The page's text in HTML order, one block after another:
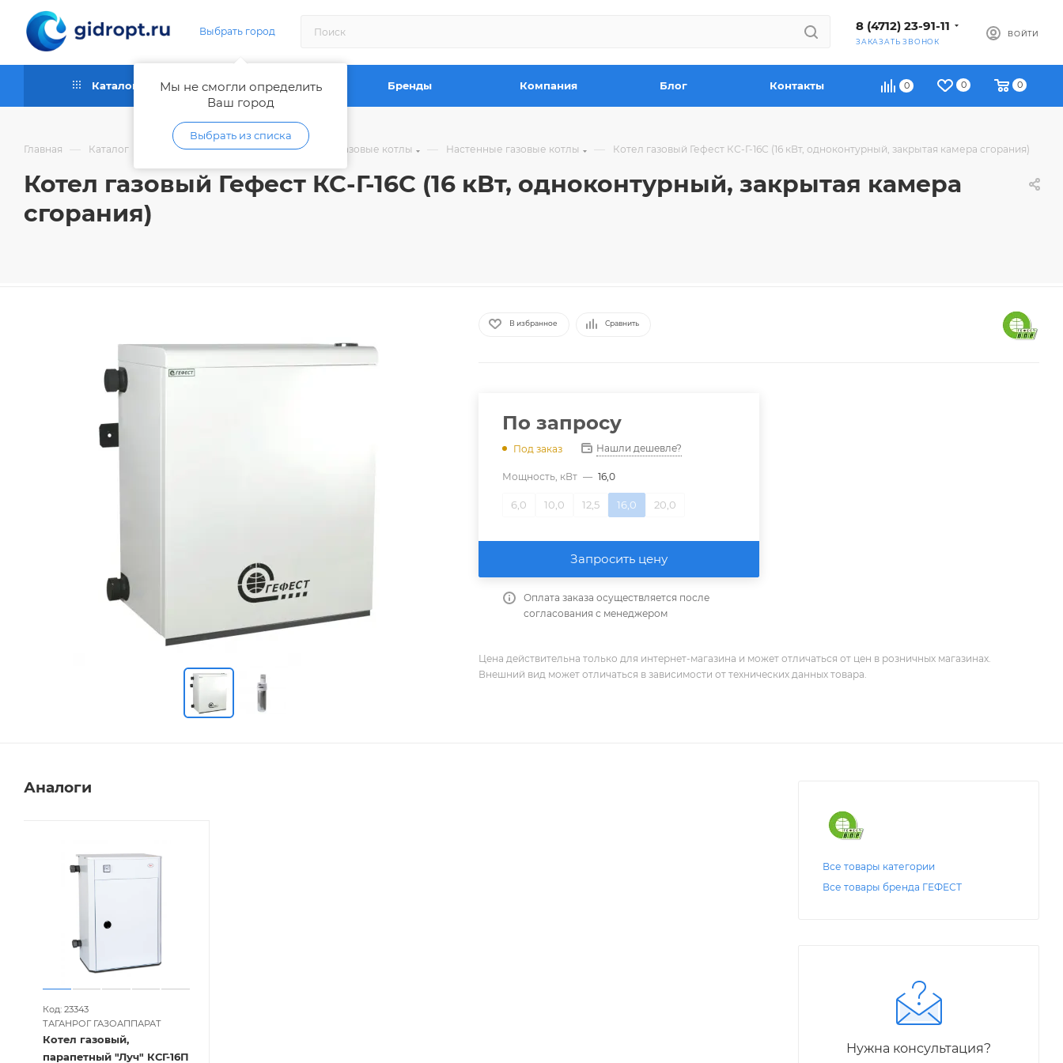
Выбрать город
Мы не смогли определить
Ваш город
Выбрать из списка
8 (4712) 23-91-11
ЗАКАЗАТЬ ЗВОНОК
ВОЙТИ
0 0 0
Каталог Как купить Бренды Компания Блог Контакты
Главная — Каталог Отопительное оборудование Газовые котлы — Настенные газовые котлы — Котел газовый Гефест КС-Г-16C (16 кВт, одноконтурный, закрытая камера сгорания)
Котел газовый Гефест КС-Г-16C (16 кВт, одноконтурный, закрытая камера
сгорания)
В избранное Сравнить
По запросу
Под заказ Нашли дешевле?
Мощность, кВт — 16,0
6,0 10,0 12,5 16,0 20,0
Запросить цену
Оплата заказа осуществляется после
согласования с менеджером
Цена действительна только для интернет-магазина и может отличаться от цен в розничных магазинах.
Внешний вид может отличаться в зависимости от технических данных товара.
Аналоги
Код: 23343
ТАГАНРОГ ГАЗОАППАРАТ
Котел газовый,
парапетный "Луч" КСГ-16П
Все товары категории
Все товары бренда ГЕФЕСТ
Нужна консультация?